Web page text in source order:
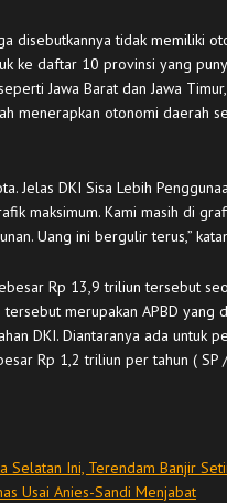
disebutkannya tidak memiliki
ke daftar 10 provinsi yang
Jawa Barat dan Jawa
menerapkan otonomi daerah
Jelas DKI Sisa Lebih
maksimum. Kami masih di
Uang ini bergulir terus,”
Rp 13,9 triliun tersebut
merupakan APBD yang
DKI. Diantaranya ada untuk
Rp 1,2 triliun per tahun ( SP
Selatan Ini, Terendam Banjir
Usai Anies-Sandi Menjabat